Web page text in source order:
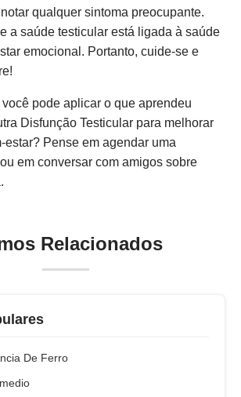
qualquer sintoma preocupante.
a saúde testicular está ligada à saúde
emocional. Portanto, cuide-se e
pode aplicar o que aprendeu
Disfunção Testicular para melhorar
estar? Pense em agendar uma
em conversar com amigos sobre
Relacionados
De Ferro